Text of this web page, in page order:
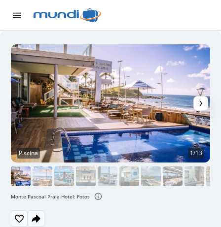
Piscina 1/13
Monte Pascoal Praia Hotel: Fotos